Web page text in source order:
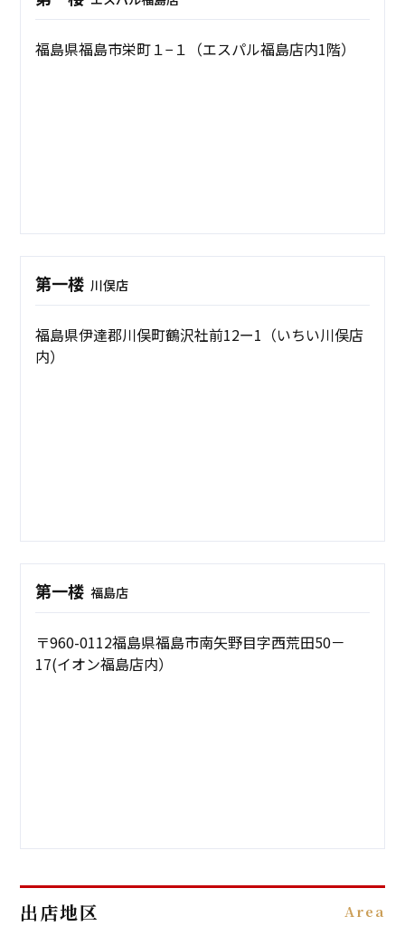
福島県福島市栄町１−１（エスパル福島店内1階）
第一楼 川俣店
福島県伊達郡川俣町鶴沢社前12ー1（いちい川俣店
内）
第一楼 福島店
〒960-0112福島県福島市南矢野目字西荒田50－
17(イオン福島店内）
出店地区 Area